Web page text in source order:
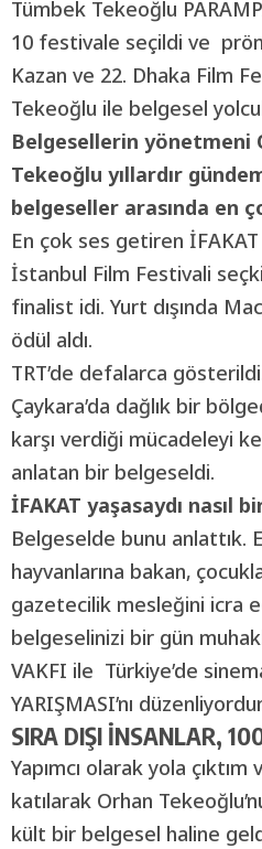
Tümbek Tekeoğlu
10 festivale seçildi ve
Kazan ve 22. Dhaka Film
Tekeoğlu ile belgesel
Belgesellerin yönetmeni
Tekeoğlu yıllardır
belgeseller arasında en
En çok ses getiren İFAKAT
İstanbul Film Festivali
finalist idi. Yurt dışında
ödül aldı.
TRT’de defalarca
Çaykara’da dağlık bir
karşı verdiği mücadeleyi
anlatan bir belgeseldi.
İFAKAT yaşasaydı nasıl
Belgeselde bunu anlattık.
hayvanlarına bakan,
gazetecilik mesleğini icra
belgeselinizi bir gün
VAKFI ile Türkiye’de
YARIŞMASI’nı
SIRA DIŞI İNSANLAR,
Yapımcı olarak yola
katılarak Orhan
kült bir belgesel haline